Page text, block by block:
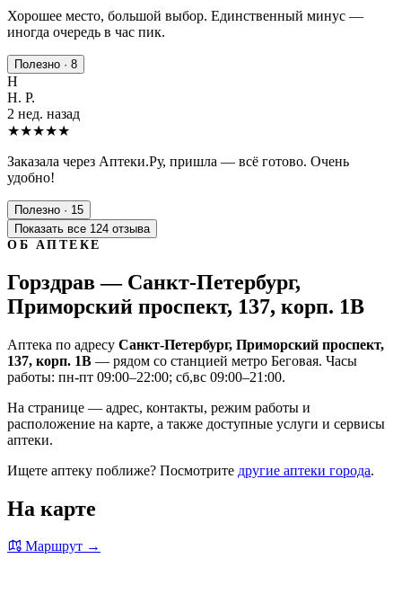
Хорошее место, большой выбор. Единственный минус —
иногда очередь в час пик.
Полезно · 8
Н
Н. Р.
2 нед. назад
★★★★★
Заказала через Аптеки.Ру, пришла — всё готово. Очень
удобно!
Полезно · 15
Показать все 124 отзыва
ОБ АПТЕКЕ
Горздрав — Санкт-Петербург,
Приморский проспект, 137, корп. 1В
Аптека по адресу Санкт-Петербург, Приморский проспект,
137, корп. 1В — рядом со станцией метро Беговая. Часы
работы: пн-пт 09:00–22:00; сб,вс 09:00–21:00.
На странице — адрес, контакты, режим работы и
расположение на карте, а также доступные услуги и сервисы
аптеки.
Ищете аптеку поближе? Посмотрите другие аптеки города.
На карте
Маршрут →